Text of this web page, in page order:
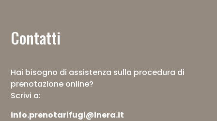
Contatti
Hai bisogno di assistenza sulla procedura di
prenotazione online?
Scrivi a:
info.prenotarifugi@inera.it